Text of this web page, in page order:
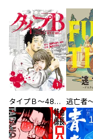
タイプＢ～48時間後、致死率100％～【単話】